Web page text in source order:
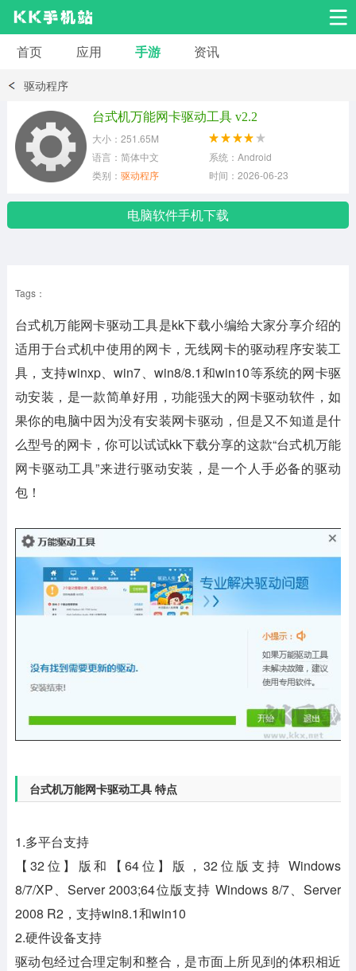
安卓应用
小说漫画
安卓其它
首页 应用 手游 资讯
驱动程序
台式机万能网卡驱动工具 v2.2
大小：251.65M
语言：简体中文
系统：Android
类别： 驱动程序 时间：2026-06-23
电脑软件手机下载
Tags：
台式机万能网卡驱动工具是kk下载小编给大家分享介绍的
适用于台式机中使用的网卡，无线网卡的驱动程序安装工
具，支持winxp、win7、win8/8.1和win10等系统的网卡驱
动安装，是一款简单好用，功能强大的网卡驱动软件，如
果你的电脑中因为没有安装网卡驱动，但是又不知道是什
么型号的网卡，你可以试试kk下载分享的这款“台式机万能
网卡驱动工具”来进行驱动安装，是一个人手必备的驱动
包！
台式机万能网卡驱动工具 特点
1.多平台支持
【32位】版和【64位】版，32位版支持 Windows
8/7/XP、Server 2003;64位版支持 Windows 8/7、Server
2008 R2，支持win8.1和win10
2.硬件设备支持
驱动包经过合理定制和整合，是市面上所见到的体积相近